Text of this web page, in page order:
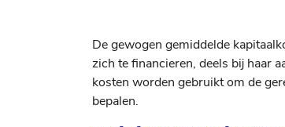
De gewogen gemiddelde
zich te financieren, deels bij haar
kosten worden gebruikt om de
bepalen.